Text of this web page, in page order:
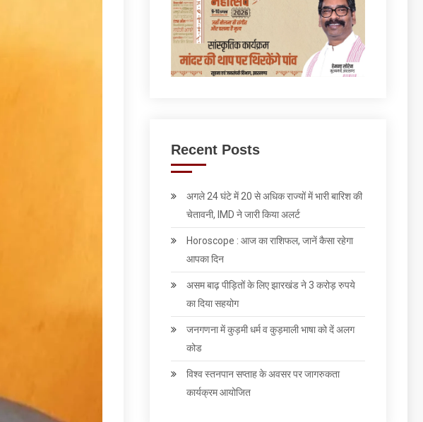
Recent Posts
अगले 24 घंटे में 20 से अधिक राज्यों में भारी बारिश की
चेतावनी, IMD ने जारी किया अलर्ट
Horoscope : आज का राशिफल, जानें कैसा रहेगा
आपका दिन
असम बाढ़ पीड़ितों के लिए झारखंड ने 3 करोड़ रुपये
का दिया सहयोग
जनगणना में कुड़मी धर्म व कुड़माली भाषा को दें अलग
कोड
विश्व स्तनपान सप्ताह के अवसर पर जागरुकता
कार्यक्रम आयोजित